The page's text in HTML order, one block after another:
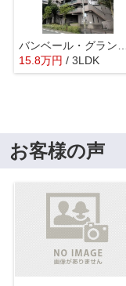
15.8万円 / 3LDK
お客様の声